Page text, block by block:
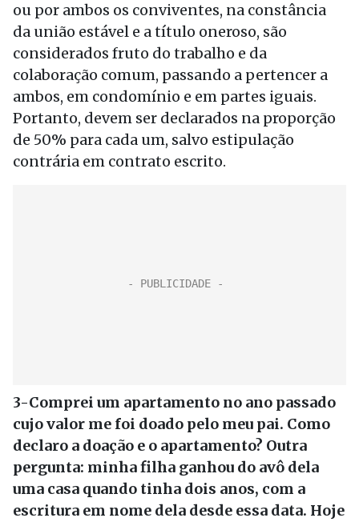
ou por ambos os conviventes, na constância
da união estável e a título oneroso, são
considerados fruto do trabalho e da
colaboração comum, passando a pertencer a
ambos, em condomínio e em partes iguais.
Portanto, devem ser declarados na proporção
de 50% para cada um, salvo estipulação
contrária em contrato escrito.
3-Comprei um apartamento no ano passado
cujo valor me foi doado pelo meu pai. Como
declaro a doação e o apartamento? Outra
pergunta: minha filha ganhou do avô dela
uma casa quando tinha dois anos, com a
escritura em nome dela desde essa data. Hoje